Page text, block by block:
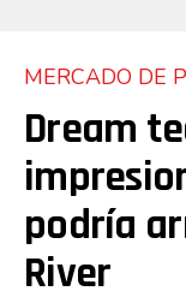
MERCADO DE
Dream
podría
River